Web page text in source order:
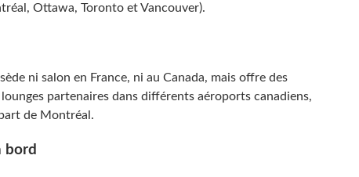
Ottawa, Toronto et Vancouver).
ni salon en France, ni au Canada, mais offre des
partenaires dans différents aéroports canadiens,
de Montréal.
bord